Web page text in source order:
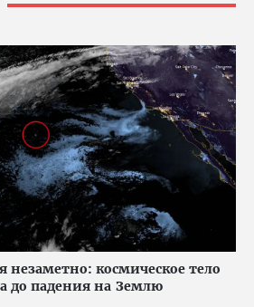
незаметно: космическое тело
до падения на Землю